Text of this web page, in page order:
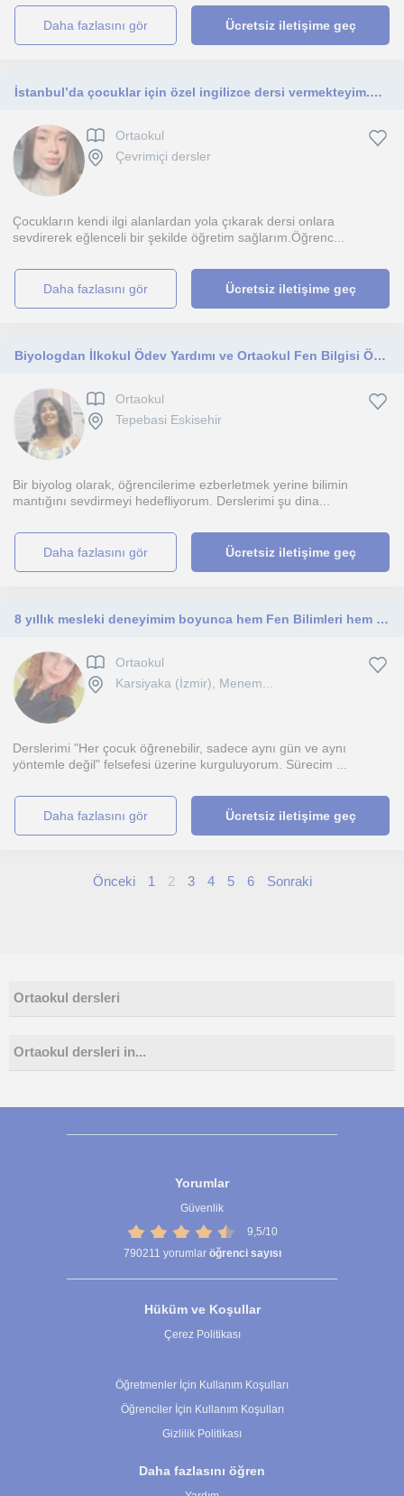
daha fazlasını gör Ücretsiz iletişime geç
İstanbul’da çocuklar için özel ingilizce dersi vermekteyim.Üniversitede hazırlık programını advanced belgesiyle birlikte bitirdim.
Ortaokul
Çevrimiçi dersler
Çocukların kendi ilgi alanlardan yola çıkarak dersi onlara
sevdirerek eğlenceli bir şekilde öğretim sağlarım.Öğrenc...
daha fazlasını gör Ücretsiz iletişime geç
Biyologdan İlkokul Ödev Yardımı ve Ortaokul Fen Bilgisi Özel Dersi
Ortaokul
Tepebasi Eskisehir
Bir biyolog olarak, öğrencilerime ezberletmek yerine bilimin
mantığını sevdirmeyi hedefliyorum. Derslerimi şu dina...
daha fazlasını gör Ücretsiz iletişime geç
8 yıllık mesleki deneyimim boyunca hem Fen Bilimleri hem Özel Eğitim alanında dinamik ve kapsayıcı bir kariyer inşa ettim.
Ortaokul
Karsiyaka (İzmir), Menem...
Derslerimi "Her çocuk öğrenebilir, sadece aynı gün ve aynı
yöntemle değil" felsefesi üzerine kurguluyorum. Sürecim ...
daha fazlasını gör Ücretsiz iletişime geç
Önceki 1 2 3 4 5 6 Sonraki
Ortaokul dersleri
Ortaokul dersleri in...
Yorumlar
Güvenlik
9,5/10
790211 yorumlar öğrenci sayısı
Hüküm ve Koşullar
Çerez Politikası
Öğretmenler İçin Kullanım Koşulları
Öğrenciler İçin Kullanım Koşulları
Gizlilik Politikası
Daha fazlasını öğren